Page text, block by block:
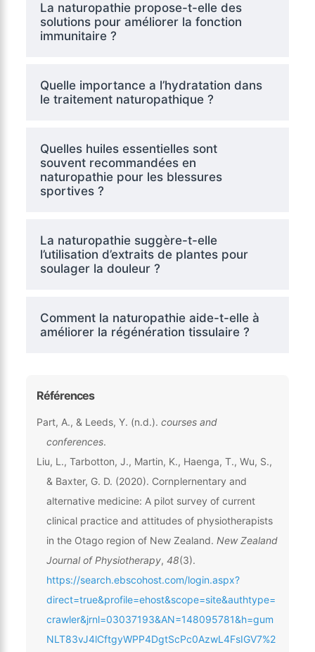
La naturopathie propose-t-elle des
solutions pour améliorer la fonction
immunitaire ?
Quelle importance a l’hydratation dans
le traitement naturopathique ?
Quelles huiles essentielles sont
souvent recommandées en
naturopathie pour les blessures
sportives ?
La naturopathie suggère-t-elle
l’utilisation d’extraits de plantes pour
soulager la douleur ?
Comment la naturopathie aide-t-elle à
améliorer la régénération tissulaire ?
Références
Part, A., & Leeds, Y. (n.d.). courses and
conferences.
Liu, L., Tarbotton, J., Martin, K., Haenga, T., Wu, S.,
& Baxter, G. D. (2020). Cornplernentary and
alternative medicine: A pilot survey of current
clinical practice and attitudes of physiotherapists
in the Otago region of New Zealand. New Zealand
Journal of Physiotherapy, 48(3).
https://search.ebscohost.com/login.aspx?
direct=true&profile=ehost&scope=site&authtype=
crawler&jrnl=03037193&AN=148095781&h=gum
NLT83vJ4lCftgyWPP4DgtScPc0AzwL4FsIGV7%2